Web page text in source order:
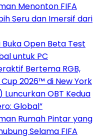
Menonton FIFA
Seru dan Imersif dari
Open Beta Test
untuk PC
Bertema RGB,
2026™ di New York
OBT Kedua
Global”
Rumah Pintar yang
Selama FIFA